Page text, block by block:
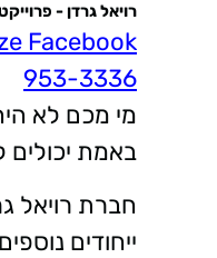
רויאל גרדן -
Facebook
953-3336
מי מכם לא
באמת
חברת רויאל
ייחודים